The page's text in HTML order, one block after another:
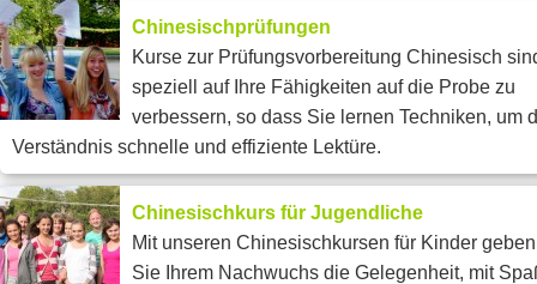
Chinesischprüfungen
Kurse zur Prüfungsvorbereitung Chinesisch
speziell auf Ihre Fähigkeiten auf die Probe zu
verbessern, so dass Sie lernen Techniken, um
Verständnis schnelle und effiziente Lektüre.
Chinesischkurs für Jugendliche
Mit unseren Chinesischkursen für Kinder geben
Sie Ihrem Nachwuchs die Gelegenheit, mit